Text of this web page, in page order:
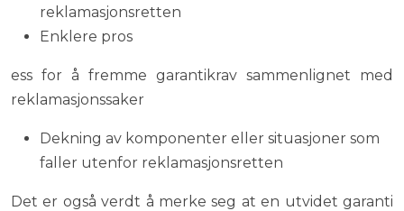
reklamasjonsretten
Enklere pros
ess for å fremme garantikrav sammenlignet med
reklamasjonssaker
Dekning av komponenter eller situasjoner som
faller utenfor reklamasjonsretten
Det er også verdt å merke seg at en utvidet garanti